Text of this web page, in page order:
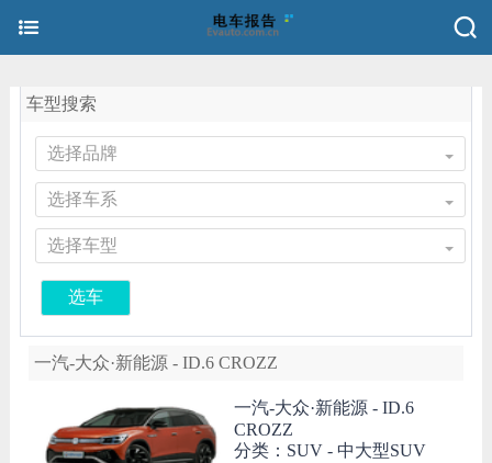
车型搜索
选择品牌
选择车系
选择车型
选车
一汽-大众·新能源 - ID.6 CROZZ
一汽-大众·新能源 - ID.6
CROZZ
分类：SUV - 中大型SUV